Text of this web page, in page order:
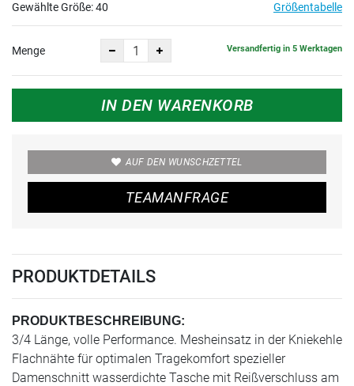
Gewählte Größe:40 Größentabelle
Menge Versandfertig in 5 Werktagen
IN DEN WARENKORB
AUF DEN WUNSCHZETTEL
TEAMANFRAGE
PRODUKTDETAILS
PRODUKTBESCHREIBUNG:
3/4 Länge, volle Performance. Mesheinsatz in der Kniekehle
Flachnähte für optimalen Tragekomfort spezieller
Damenschnitt wasserdichte Tasche mit Reißverschluss am